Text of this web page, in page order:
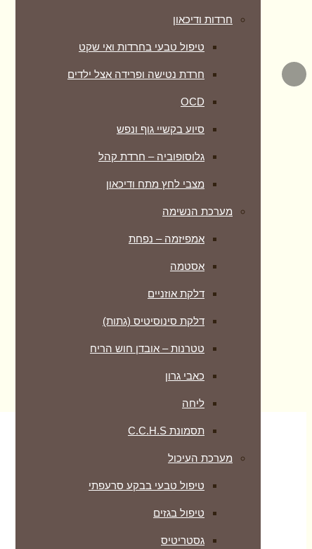
חרדות ודיכאון
טיפול טבעי בחרדות ואי שקט
חרדת נטישה ופרידה אצל ילדים
OCD
סיוע בקשיי גוף ונפש
גלוסופוביה – חרדת קהל
מצבי לחץ מתח ודיכאון
מערכת הנשימה
אמפיזמה – נפחת
אסטמה
דלקת אוזניים
דלקת סינוסיטיס (גתות)
טטרנות – אובדן חוש הריח
כאבי גרון
ליחה
תסמונת C.C.H.S
מערכת העיכול
טיפול טבעי בבקע סרעפתי
טיפול בגזים
גסטריטיס